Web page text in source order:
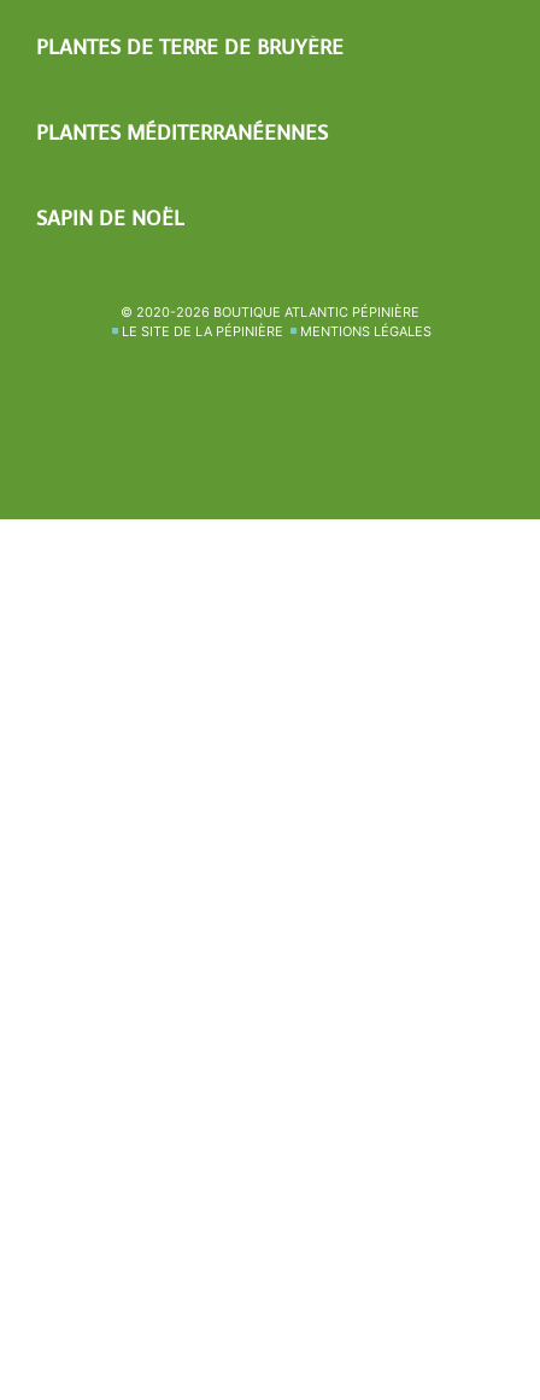
PLANTES DE TERRE DE BRUYÈRE
PLANTES MÉDITERRANÉENNES
SAPIN DE NOËL
© 2020-2026 BOUTIQUE ATLANTIC PÉPINIÈRE
LE SITE DE LA PÉPINIÈRE
MENTIONS LÉGALES